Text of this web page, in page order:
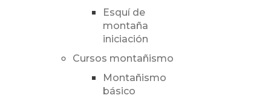
Esquí de
montaña
iniciación
Cursos montañismo
Montañismo
básico